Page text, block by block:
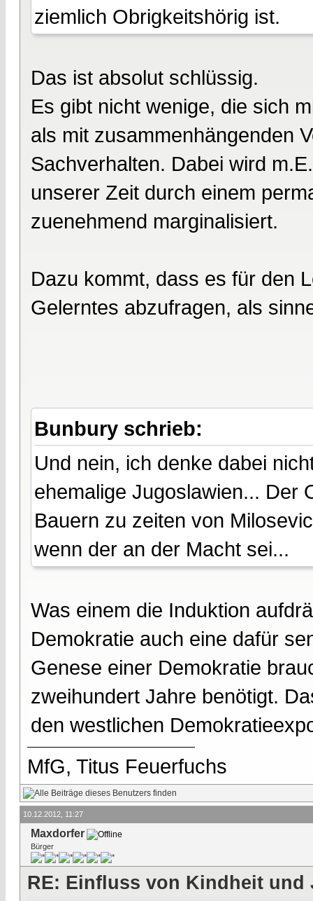
ziemlich Obrigkeitshörig ist.
Das ist absolut schlüssig.
Es gibt nicht wenige, die sich
als mit zusammenhängenden
Sachverhalten. Dabei wird
unserer Zeit durch einem
zuenehmend marginalisiert.
Dazu kommt, dass es für den
Gelerntes abzufragen, als
Bunbury schrieb:
Und nein, ich denke dabei
ehemalige Jugoslawien... Der
Bauern zu zeiten von
wenn der an der Macht sei...
Was einem die Induktion
Demokratie auch eine dafür
Genese einer Demokratie
zweihundert Jahre benötigt.
den westlichen
MfG, Titus Feuerfuchs
10.12.2012, 11:27
Maxdorfer
Bürger
RE: Einfluss von Kindheit